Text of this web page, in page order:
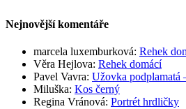
Nejnovější komentáře
marcela luxemburková: Rehek
Věra Hejlova: Rehek domácí
Pavel Vavra: Užovka podplamatá
Miluška: Kos černý
Regina Vránová: Portrét hrdličky